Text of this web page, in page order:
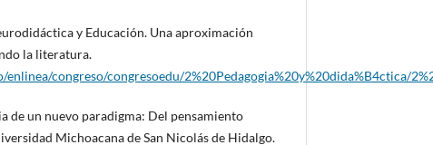
y Educación. Una aproximación
la literatura.
enlinea/congreso/congresoedu/2%20Pedagogia%20y%20dida%B4ctica/
de un nuevo paradigma: Del pensamiento
Michoacana de San Nicolás de Hidalgo.